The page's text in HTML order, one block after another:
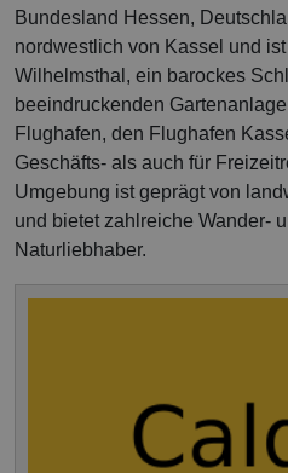
Bundesland Hessen,
nordwestlich von Kassel und
Wilhelmsthal, ein barockes
beeindruckenden
Flughafen, den Flughafen
Geschäfts- als auch für
Umgebung ist geprägt von
und bietet zahlreiche Wander-
Naturliebhaber.